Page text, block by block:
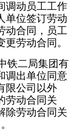
调动员工工作
单位签订劳动
动合同，员工
劳动合同。
铁二局集团有
调出单位同意
限公司以外
劳动合同关
除劳动合同关
。